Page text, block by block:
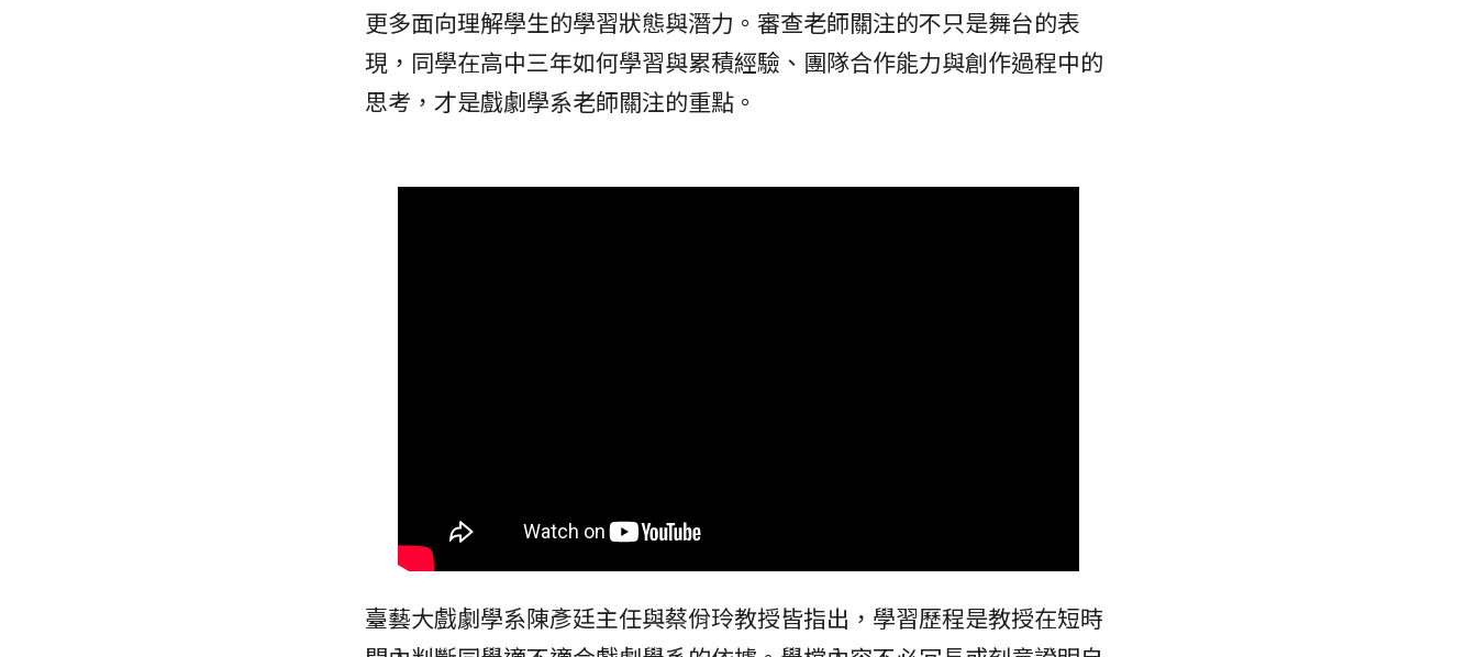
更多面向理解學生的學習狀態與潛力。審查老師關注的不只是舞台的表
現，同學在高中三年如何學習與累積經驗、團隊合作能力與創作過程中的
思考，才是戲劇學系老師關注的重點。
臺藝大戲劇學系陳彥廷主任與蔡佾玲教授皆指出，學習歷程是教授在短時